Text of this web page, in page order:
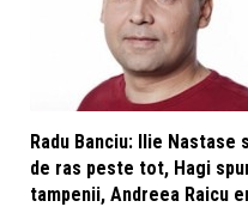
Radu Banciu: Ilie Nastase
de ras peste tot, Hagi
tampenii, Andreea Raicu